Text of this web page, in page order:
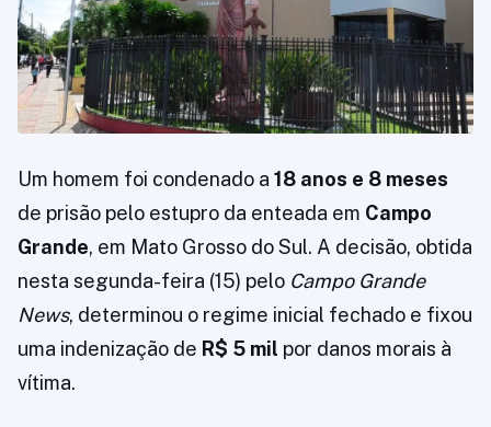
Um homem foi condenado a 18 anos e 8 meses
de prisão pelo estupro da enteada em Campo
Grande, em Mato Grosso do Sul. A decisão, obtida
nesta segunda-feira (15) pelo Campo Grande
News, determinou o regime inicial fechado e fixou
uma indenização de R$ 5 mil por danos morais à
vítima.